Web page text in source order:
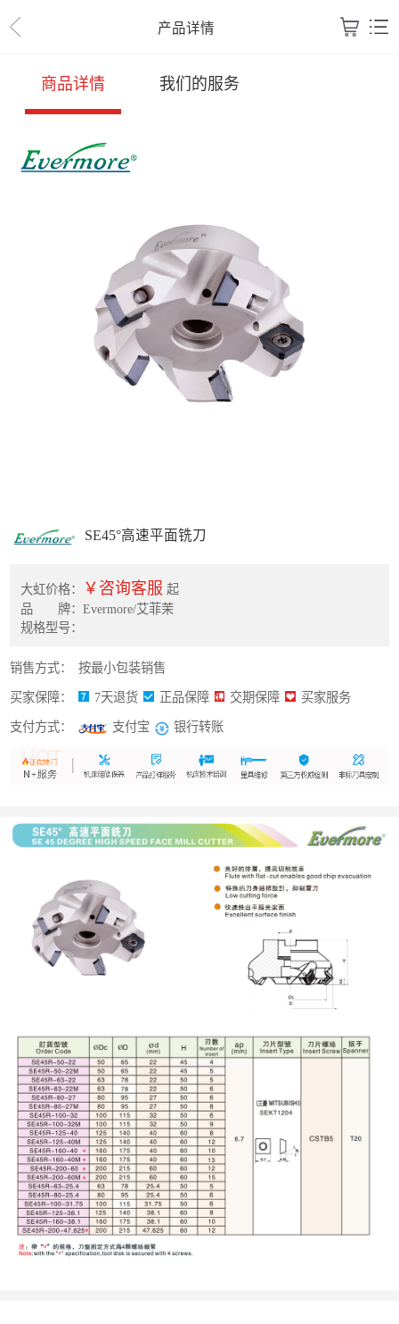
产品详情
商品详情 我们的服务
SE45°高速平面铣刀
大虹价格： ￥咨询客服 起
品 牌：Evermore/艾菲茉
规格型号：
销售方式： 按最小包装销售
买家保障： 7天退货 正品保障 交期保障 买家服务
支付方式： 支付宝 银行转账